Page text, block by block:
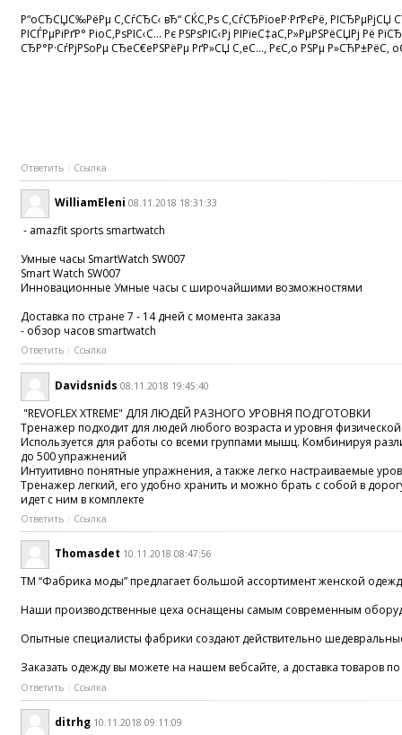
Р“oСЂСЏС‰РёРµ С‚СѓСЂС‹ вЂ“ СЌС‚Рѕ С‚СѓСЂРїoeР·РґРєРё, РІСЂРµРјСЏ
РІСЃРµРіРґР° РіoС‚РѕРІС‹С… Рє РЅРѕРІС‹Рј РІРїeС‡aС‚Р»РµРЅРёСЏРј
СЂР°Р·СѓРјРЅoРµ СЂeС€eРЅРёРµ РґР»СЏ С‚eС…, РєС‚o РЅРµ Р»СЋР±РёС‚
Ответить Ссылка
WilliamEleni 08.11.2018 18:31:33
- amazfit sports smartwatch
Умные часы SmartWatch SW007
Smart Watch SW007
Инновационные Умные часы с широчайшими возможностями
Доставка по стране 7 - 14 дней с момента заказа
- обзор часов smartwatch
Ответить Ссылка
Davidsnids 08.11.2018 19:45:40
"REVOFLEX XTREME" ДЛЯ ЛЮДЕЙ РАЗНОГО УРОВНЯ ПОДГОТОВКИ
Тренажер подходит для людей любого возраста и уровня физической
Используется для работы со всеми группами мышц. Комбинируя
до 500 упражнений
Интуитивно понятные упражнения, а также легко настраиваемые
Тренажер легкий, его удобно хранить и можно брать с собой в
идет с ним в комплекте
Ответить Ссылка
Thomasdet 10.11.2018 08:47:56
TM “Фабрика моды” предлагает большой ассортимент женской
Наши производственные цеха оснащены самым современным
Опытные специалисты фабрики создают действительно
Заказать одежду вы можете на нашем вебсайте, а доставка товаров
Ответить Ссылка
ditrhg 10.11.2018 09:11:09